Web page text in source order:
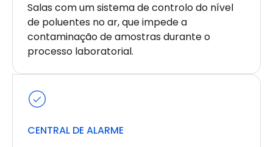
Salas com um sistema de controlo do nível
de poluentes no ar, que impede a
contaminação de amostras durante o
processo laboratorial.
CENTRAL DE ALARME